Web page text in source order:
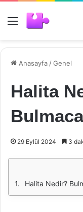
Menü
Anasayfa /Genel
Halita
29 Eylül 2024 3
Halita Nedir?